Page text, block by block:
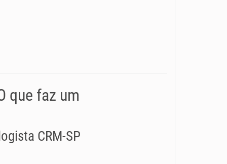
que faz um
CRM-SP